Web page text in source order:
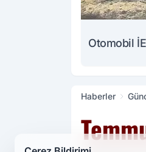
Otomobil
Haberler